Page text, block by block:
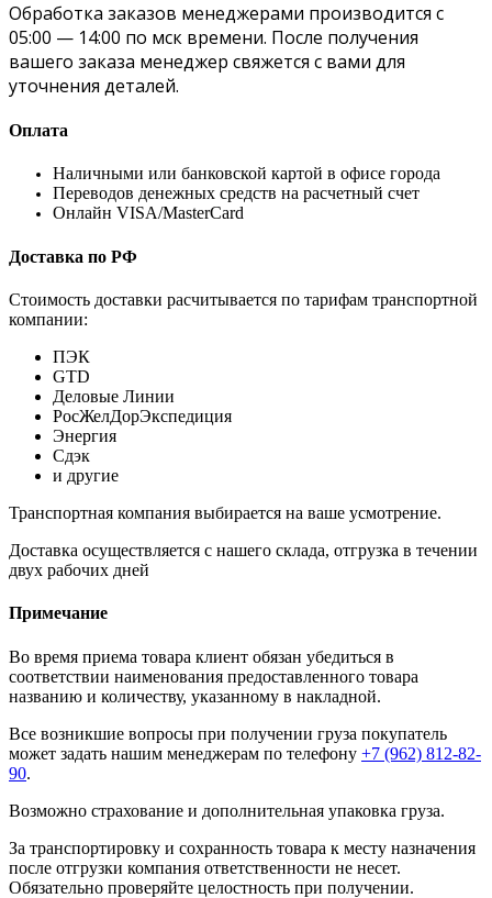
Обработка заказов менеджерами производится с
05:00 — 14:00 по мск времени. После получения
вашего заказа менеджер свяжется с вами для
уточнения деталей.
Оплата
Наличными или банковской картой в офисе города
Переводов денежных средств на расчетный счет
Онлайн VISA/MasterCard
Доставка по РФ
Стоимость доставки расчитывается по тарифам транспортной
компании:
ПЭК
GTD
Деловые Линии
РосЖелДорЭкспедиция
Энергия
Сдэк
и другие
Транспортная компания выбирается на ваше усмотрение.
Доставка осуществляется с нашего склада, отгрузка в течении
двух рабочих дней
Примечание
Во время приема товара клиент обязан убедиться в
соответствии наименования предоставленного товара
названию и количеству, указанному в накладной.
Все возникшие вопросы при получении груза покупатель
может задать нашим менеджерам по телефону +7 (962) 812-82-
90.
Возможно страхование и дополнительная упаковка груза.
За транспортировку и сохранность товара к месту назначения
после отгрузки компания ответственности не несет.
Обязательно проверяйте целостность при получении.